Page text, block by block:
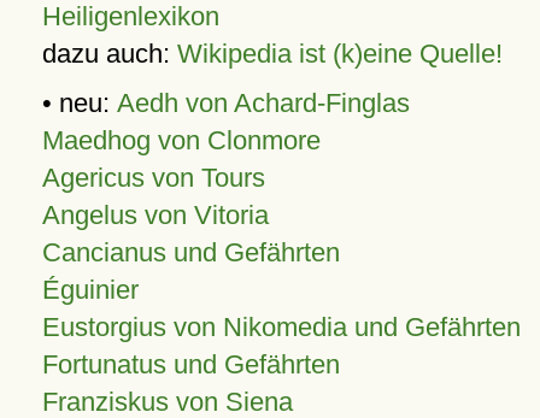
Heiligenlexikon
dazu auch: Wikipedia ist (k)eine Quelle!
• neu: Aedh von Achard-Finglas
Maedhog von Clonmore
Agericus von Tours
Angelus von Vitoria
Cancianus und Gefährten
Éguinier
Eustorgius von Nikomedia und Gefährten
Fortunatus und Gefährten
Franziskus von Siena